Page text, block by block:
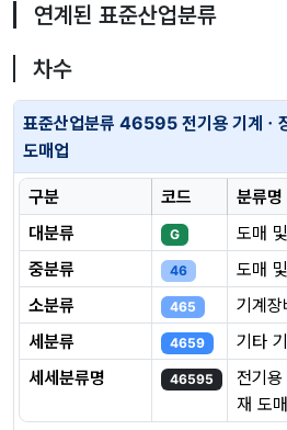
연계된 표준산업분류
차수
표준산업분류 46595 전기용 기계ㆍ
도매업
구분 코드
분류명
대분류
G
도매
중분류
46
도매
소분류
465
기계
세분류
4659
기타
세세분류명
46595
전기
재 도